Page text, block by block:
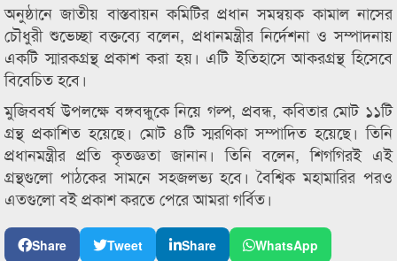
অনুষ্ঠানে জাতীয় বাস্তবায়ন কমিটির প্রধান সমন্বয়ক কামাল নাসের
চৌধুরী শুভেচ্ছা বক্তব্যে বলেন, প্রধানমন্ত্রীর নির্দেশনা ও সম্পাদনায়
একটি স্মারকগ্রন্থ প্রকাশ করা হয়। এটি ইতিহাসে আকরগ্রন্থ হিসেবে
বিবেচিত হবে।
মুজিববর্ষ উপলক্ষে বঙ্গবন্ধুকে নিয়ে গল্প, প্রবন্ধ, কবিতার মোট ১১টি
গ্রন্থ প্রকাশিত হয়েছে। মোট ৪টি স্মরণিকা সম্পাদিত হয়েছে। তিনি
প্রধানমন্ত্রীর প্রতি কৃতজ্ঞতা জানান। তিনি বলেন, শিগগিরই এই
গ্রন্থগুলো পাঠকের সামনে সহজলভ্য হবে। বৈশ্বিক মহামারির পরও
এতগুলো বই প্রকাশ করতে পেরে আমরা গর্বিত।
Share Tweet Share
WhatsApp